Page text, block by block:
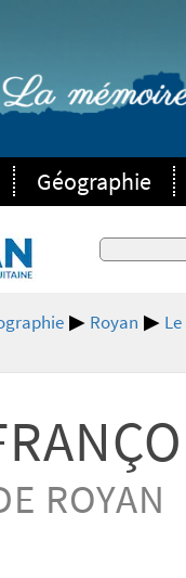
Géographie
Royan
ROYAN